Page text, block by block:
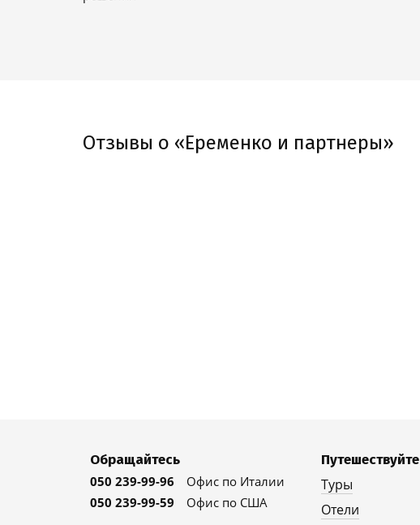
Отзывы о «Еременко и партнеры»
Обращайтесь
050 239-99-96
Офис по Италии
050 239-99-59
Офис по США
Путешествуйте
Туры
Отели